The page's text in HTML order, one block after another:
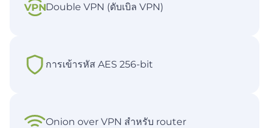
Double VPN (ดับเบิล VPN)
การเข้ารหัส AES 256-bit
Onion over VPN สำหรับ router